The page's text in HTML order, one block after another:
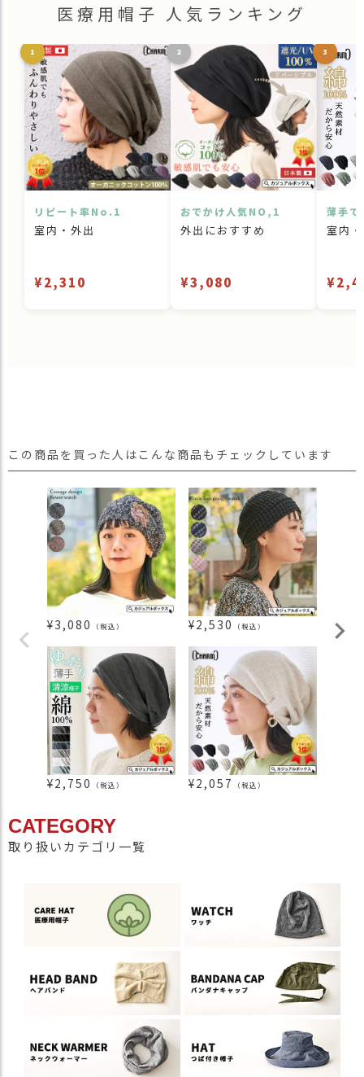
医療用帽子 人気ランキング
1
リピート率No.1
室内・外出
¥2,310
2
おでかけ人気NO,1
外出におすすめ
¥3,080
3
薄手で
室内
この商品を買った人はこんな商品もチェックしています
¥3,080 （税込） ¥2,530 （税込） ¥
¥2,750 （税込） ¥2,057 （税込）
CATEGORY
取り扱いカテゴリ一覧